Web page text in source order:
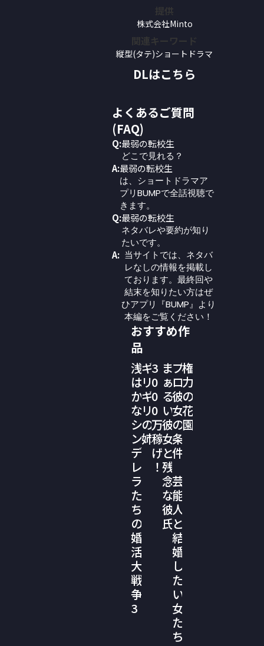
提供
株式会社Minto
関連キーワード
縦型(タテ)ショートドラマ
DLはこちら
よくあるご質問
(FAQ)
Q:最弱の転校生
どこで見れる？
A:最弱の転校生
は、ショートドラマア
プリBUMPで全話視聴で
きます。
Q:最弱の転校生
ネタバレや要約が知り
たいです。
A: 当サイトでは、ネタバ
レなしの情報を掲載し
ております。最終回や
結末を知りたい方はぜ
ひアプリ『BUMP』より
本編をご覧ください！
おすすめ作
品
浅
は
か
な
シ
ン
デ
レ
ラ
た
ち
の
婚
活
大
戦
争
3
ギ
リ
ギ
リ
の
姉
3
0
0
0
万
稼
げ
！
ま
ぁ
る
い
彼
女
と
残
念
な
彼
氏
プ
ロ
彼
女
の
条
件
芸
能
人
と
結
婚
し
た
い
女
た
ち
権
力
の
花
園